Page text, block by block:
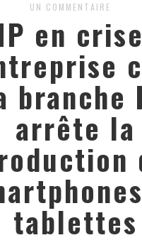
UN COMMENTAIRE
en
branche
arrête la
tablettes